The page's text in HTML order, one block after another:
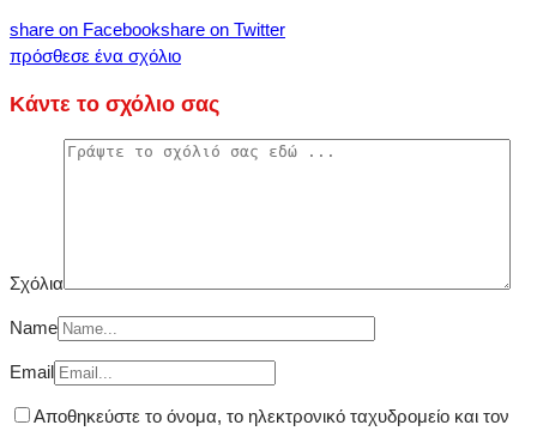
share on Facebookshare on Twitter
πρόσθεσε ένα σχόλιο
Κάντε το σχόλιο σας
Σχόλια
Name
Email
Αποθηκεύστε το όνομα, το ηλεκτρονικό ταχυδρομείο και τον